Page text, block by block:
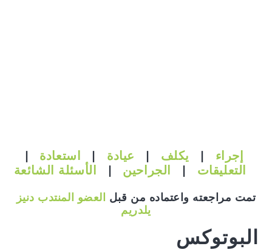
إجراء | يكلف | عيادة | استعادة
|
التعليقات
| الجراحين | الأسئلة الشائعة
تمت مراجعته واعتماده من قبل العضو المنتدب دنيز
يلدريم
البوتوكس